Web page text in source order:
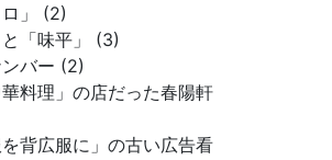
」 (2)
と「味平」 (3)
ンバー (2)
華料理」の店だった春陽軒
を背広服に」の古い広告看